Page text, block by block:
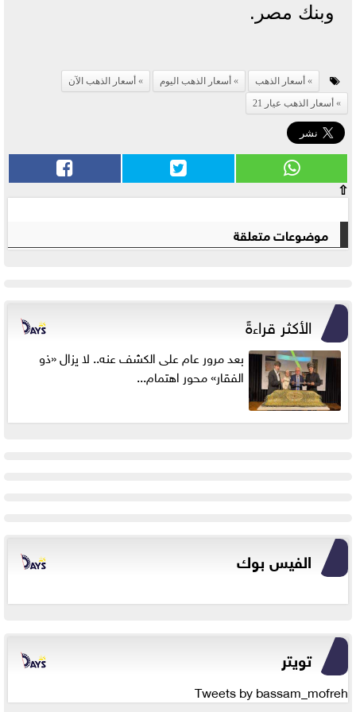
وبنك مصر.
أسعار الذهب أسعار الذهب اليوم
أسعار الذهب الآن
أسعار الذهب عيار 21
⇧
موضوعات متعلقة
الأكثر قراءةً
بعد مرور عام على الكشف عنه.. لا يزال «ذو
الفقار» محور اهتمام...
الفيس بوك
تويتر
Tweets by bassam_mofreh